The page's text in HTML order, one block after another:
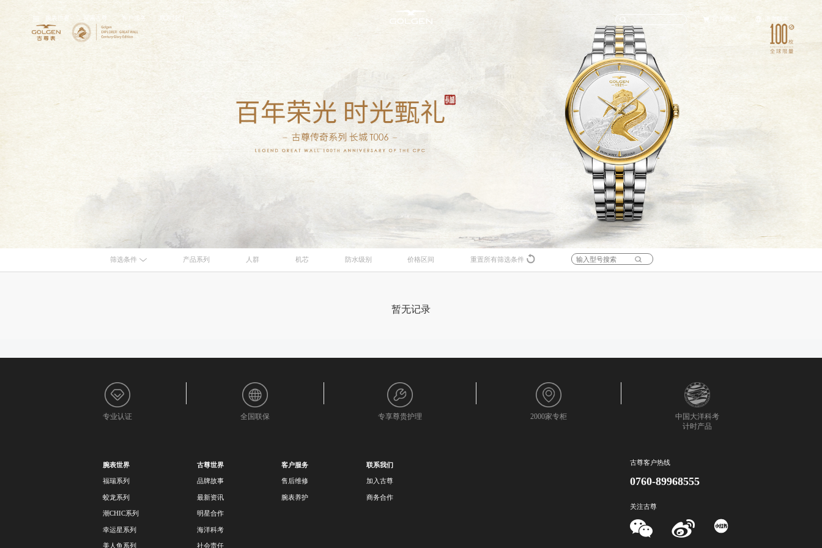
腕表世界
女士腕表 社会责任
客户服务
京东旗舰店
English
中文(简体)
筛选条件 产品系列 人群 机芯 防水级别 价格区间 重置所有筛选条件
暂无记录
专业认证 全国联保 专享尊贵护理 2000家专柜
中国大洋科考
计时产品
腕表世界
福瑞系列
蛟龙系列
潮CHIC系列
幸运星系列
美人鱼系列
古尊世界
品牌故事
最新资讯
明星合作
海洋科考
社会责任
客户服务
售后维修
腕表养护
联系我们
加入古尊
商务合作
古尊客户热线
0760-89968555
关注古尊